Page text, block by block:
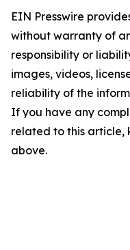
EIN Presswire
without warranty of
responsibility or
images, videos,
reliability of the
If you have any
related to this article,
above.